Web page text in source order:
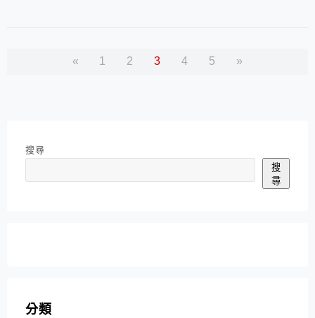
« 1 2 3 4 5 »
搜尋
搜
尋
分類